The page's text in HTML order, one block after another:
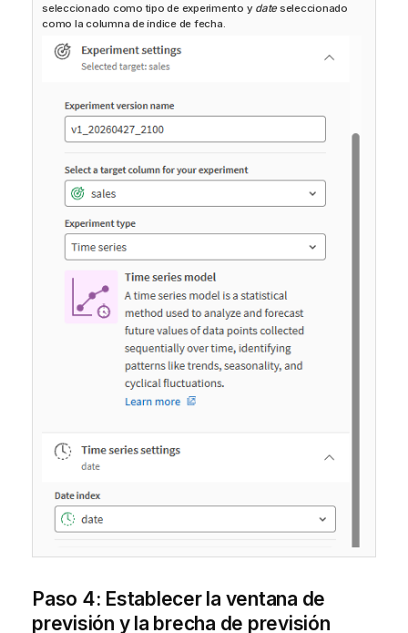
seleccionado como tipo de experimento y dateseleccionado
como la columna de índice de fecha.
Paso 4: Establecer la ventana de
previsión y la brecha de previsión